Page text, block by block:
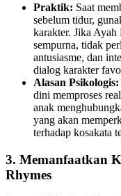
Praktik: Saat
sebelum tidur,
karakter. Jika Ayah
sempurna, tidak
antusiasme, dan
dialog karakter
Alasan Psikologis:
dini memproses
anak
yang akan
terhadap kosakata
3. Memanfaatkan
Rhymes